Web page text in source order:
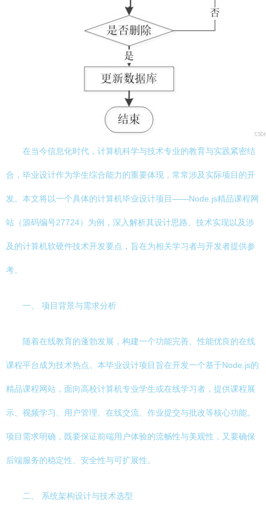
在当今信息化时代，计算机科学与技术专业的教育与实践紧密结
合，毕业设计作为学生综合能力的重要体现，常常涉及实际项目的开
发。本文将以一个具体的计算机毕业设计项目——Node.js精品课程网
站（源码编号27724）为例，深入解析其设计思路、技术实现以及涉
及的计算机软硬件技术开发要点，旨在为相关学习者与开发者提供参
考。
一、 项目背景与需求分析
随着在线教育的蓬勃发展，构建一个功能完善、性能优良的在线
课程平台成为技术热点。本毕业设计项目旨在开发一个基于Node.js的
精品课程网站，面向高校计算机专业学生或在线学习者，提供课程展
示、视频学习、用户管理、在线交流、作业提交与批改等核心功能。
项目需求明确，既要保证前端用户体验的流畅性与美观性，又要确保
后端服务的稳定性、安全性与可扩展性。
二、 系统架构设计与技术选型